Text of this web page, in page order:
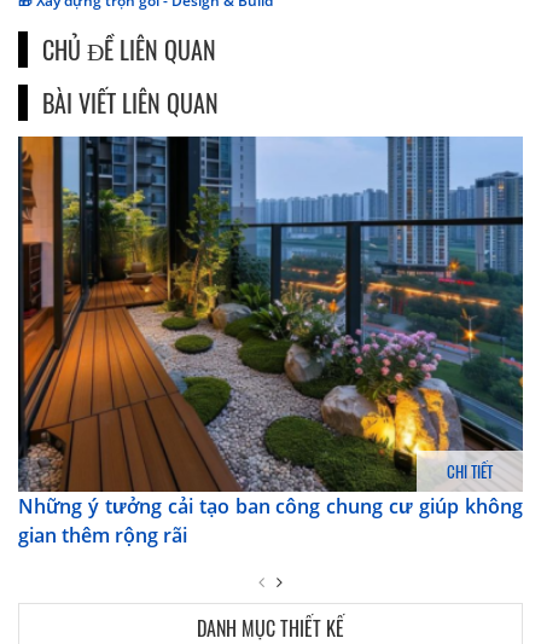
CHỦ ĐỀ LIÊN QUAN
BÀI VIẾT LIÊN QUAN
CHI TIẾT
Những ý tưởng cải tạo ban công chung cư giúp không
gian thêm rộng rãi
DANH MỤC THIẾT KẾ